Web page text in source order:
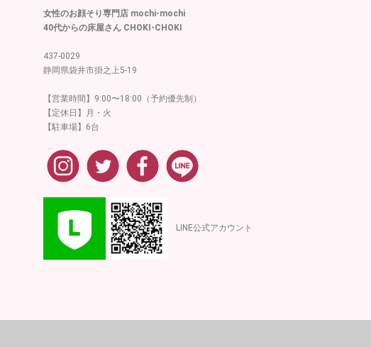
女性のお顔そり専門店 mochi-mochi
40代からの床屋さん CHOKI-CHOKI
437-0029
静岡県袋井市掛之上5-19
【営業時間】9:00〜18:00（予約優先制）
【定休日】月・火
【駐車場】6台
LINE公式アカウント